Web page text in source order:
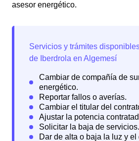
asesor energético.